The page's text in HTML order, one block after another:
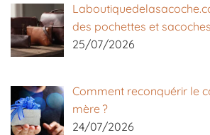
des pochettes et
25/07/2026
Comment reconquérir le
mère ?
24/07/2026